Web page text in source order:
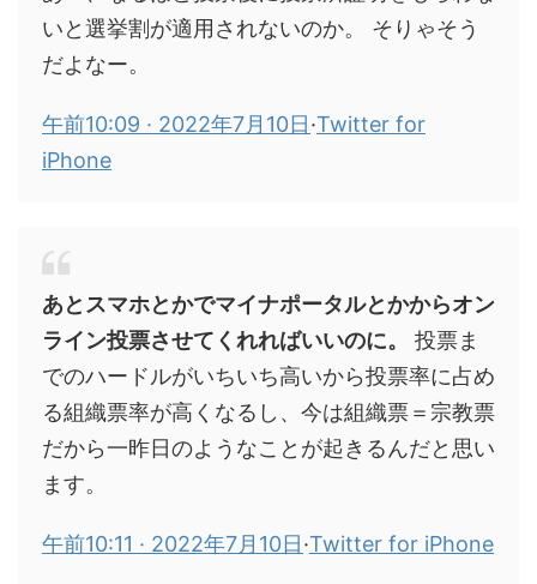
いと選挙割が適用されないのか。 そりゃそう
だよなー。
午前10:09 · 2022年7月10日·Twitter for
iPhone
あとスマホとかでマイナポータルとかからオン
ライン投票させてくれればいいのに。
投票ま
でのハードルがいちいち高いから投票率に占め
る組織票率が高くなるし、今は組織票＝宗教票
だから一昨日のようなことが起きるんだと思い
ます。
午前10:11 · 2022年7月10日·Twitter for iPhone